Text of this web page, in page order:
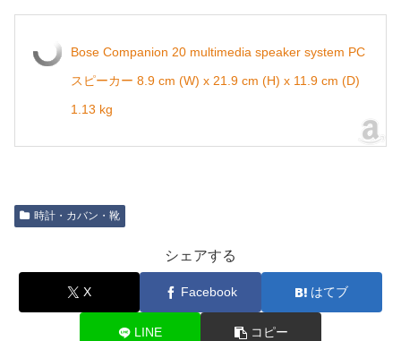
Bose Companion 20 multimedia speaker system PC
スピーカー 8.9 cm (W) x 21.9 cm (H) x 11.9 cm (D)
1.13 kg
時計・カバン・靴
シェアする
X Facebook はてブ
LINE コピー